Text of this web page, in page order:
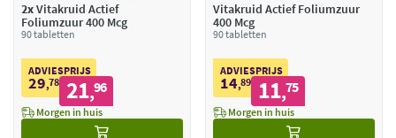
2xVitakruid Actief
Foliumzuur 400 Mcg
90 tabletten
ADVIESPRIJS
29,78 21,96
Morgen in huis
Vitakruid Actief Foliumzuur
400 Mcg
90 tabletten
ADVIESPRIJS
14,89 11,75
Morgen in huis